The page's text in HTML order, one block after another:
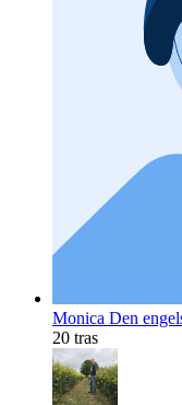
Monica Den
20 tras